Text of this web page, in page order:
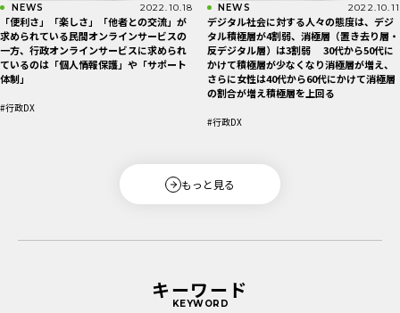
もっと見る
NEWS 2022.10.18
「便利さ」「楽しさ」「他者との交流」が
求められている民間オンラインサービスの
一方、行政オンラインサービスに求められ
ているのは「個人情報保護」や「サポート
体制」
#行政DX
NEWS 2022.10.11
デジタル社会に対する人々の態度は、デジ
タル積極層が4割弱、消極層（置き去り層・
反デジタル層）は3割弱 30代から50代に
かけて積極層が少なくなり消極層が増え、
さらに女性は40代から60代にかけて消極層
の割合が増え積極層を上回る
#行政DX
キーワード
KEYWORD